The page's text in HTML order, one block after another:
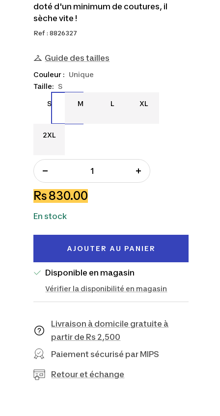
doté d'un minimum de coutures, il
sèche vite !
Ref : 8826327
Guide des tailles
Taille: S
S
S M
M LL XL
XL
2XL
2XL
Couleur : Unique
la
quantité
Augmenter
Prix
de
vente
Rs 830.00
En stock
AJOUTER AU PANIER
Disponible en magasin
Vérifier la disponibilité en magasin
Livraison à domicile gratuite à
partir de Rs 2,500
Paiement sécurisé par MIPS
Retour et échange